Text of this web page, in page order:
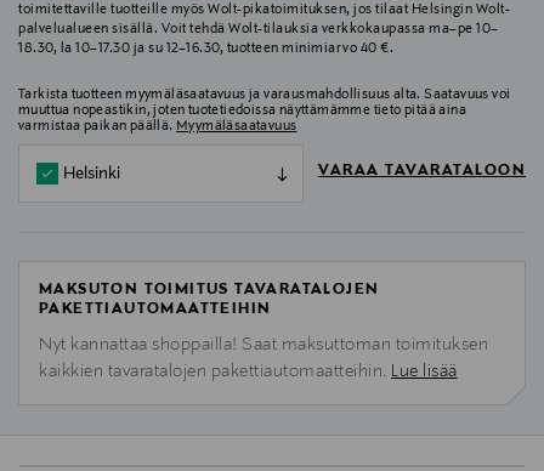
toimitettaville tuotteille myös Wolt-pikatoimituksen, jos tilaat Helsingin Wolt-
palvelualueen sisällä. Voit tehdä Wolt-tilauksia verkkokaupassa ma–pe 10–
18.30, la 10–17.30 ja su 12–16.30, tuotteen minimiarvo 40 €.
Tarkista tuotteen myymäläsaatavuus ja varausmahdollisuus alta. Saatavuus voi
muuttua nopeastikin, joten tuotetiedoissa näyttämämme tieto pitää aina
varmistaa paikan päällä. Myymäläsaatavuus
Helsinki VARAA TAVARATALOON
MAKSUTON TOIMITUS TAVARATALOJEN
PAKETTIAUTOMAATTEIHIN
Nyt kannattaa shoppailla! Saat maksuttoman toimituksen
kaikkien tavaratalojen pakettiautomaatteihin. Lue lisää